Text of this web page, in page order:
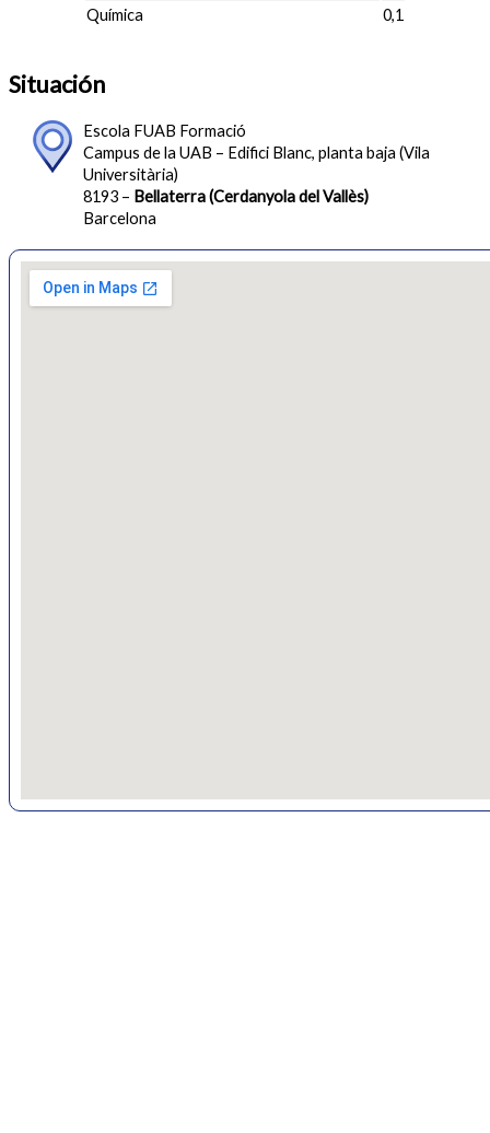
Química 0,1
Situación
Escola FUAB Formació
Campus de la UAB – Edifici Blanc, planta baja (Vila
Universitària)
8193 – Bellaterra (Cerdanyola del Vallès)
Barcelona